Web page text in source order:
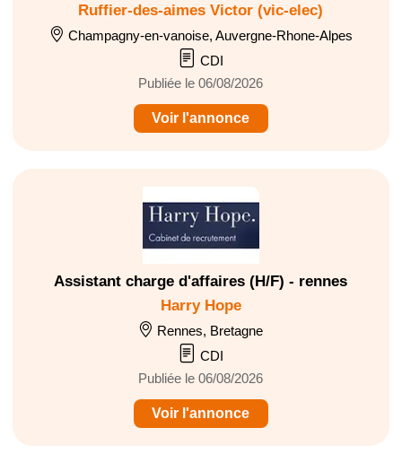
Ruffier-des-aimes Victor (vic-elec)
Champagny-en-vanoise, Auvergne-Rhone-Alpes
CDI
Publiée le 06/08/2026
Voir l'annonce
Assistant charge d'affaires (H/F) - rennes
Harry Hope
Rennes, Bretagne
CDI
Publiée le 06/08/2026
Voir l'annonce